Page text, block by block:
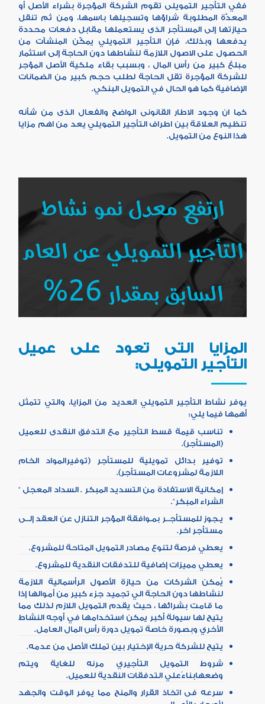
ففي التأجير التمويلى تقوم الشركة المؤجرة بشراء الأصل أو
المعدّة المطلوبة شراؤها وتسجيلها باسمها، ومن ثم تنقل
حيازتها إلى المستأجر الذى يستعملها مقابل دفعات محددة
يدفعها وبذلك، فإن التأجير التمويلي يمكّن المنشآت من
الحصول على الاصول اللازمة لنشاطها دون الحاجة إلى استثمار
مبلغ كبير من رأس المال ، وبسبب بقاء ملكية الأصل المؤجر
للشركة المؤجرة تقل الحاجة لطلب حجم كبير من الضمانات
الإضافية كما هو الحال في التمويل البنكي.
كما ان وجود الاطار القانونى الواضح والفعال الذى من شأنه
تنظيم العلاقة بين اطراف التأجير التمويلي يعد من اهم مزايا
هذا النوع من التمويل.
ارتفع معدل نمو نشاط
التأجير التمويلي عن العام
السابق بمقدار 26%
المزايا التى تعود على عميل
التأجير التمويلى:
يوفر نشاط التأجير التمويلي العديد من المزايا، والتي تتمثل
أهمها فيما يلي:
تناسب قيمة قسط التأجير مع التدفق النقدى للعميل
(المستأجر).
توفير بدائل تمويلية للمستأجر (توفيرالمواد الخام
اللازمة لمشروعات المستأجر).
إمكانية الاستفادة من التسديد المبكر . السداد المعجل “
الشراء المبكر“.
يـجوز للمستأجــر بمـوافقة المؤجر التنازل عن العقد إلــى
مستأجر اخر.
يعطي فرصة لتنوع مصادر التمويل المتاحة للمشروع.
يعطي مميزات إضافية للتدفقات النقدية للمشروع.
يُمكن الشركات من حيازة الأصول الرأسمالية اللازمة
لنشاطها دون الحاجة الي تجميد جزء كبير من أموالها إذا
ما قامت بشرائها ، حيث يقدم التمويل اللازم لذلك مما
يتيح لها سيولة أكبر يمكن استخدامها في أوجه النشاط
الأخري وبصورة خاصة تمويل دورة رأس المال العامل.
يتيح للشركة حرية الإختيار بين تملك الأصل من عدمه.
شروط التمويل التأجيري مرنه للغاية ويتم
وضعهابناءًعلي التدفقات النقدية للعميل.
سرعه فى اتخاذ القرار والمنح مما يوفر الوقت والجهد